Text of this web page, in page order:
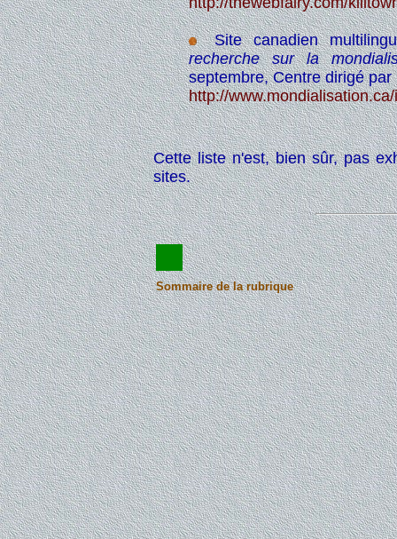
Site canadien
recherche sur la
septembre, Centre dirigé
http://
Cette liste n'est, bien sûr, pas
sites.
Sommaire de la rubrique